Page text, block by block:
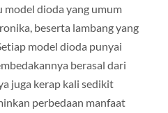
model dioda yang umum
beserta lambang yang
model dioda punyai
berasal dari
juga kerap kali sedikit
perbedaan manfaat